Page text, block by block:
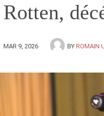
Rotten,
MAR 9, 2026 BY ROMAIN